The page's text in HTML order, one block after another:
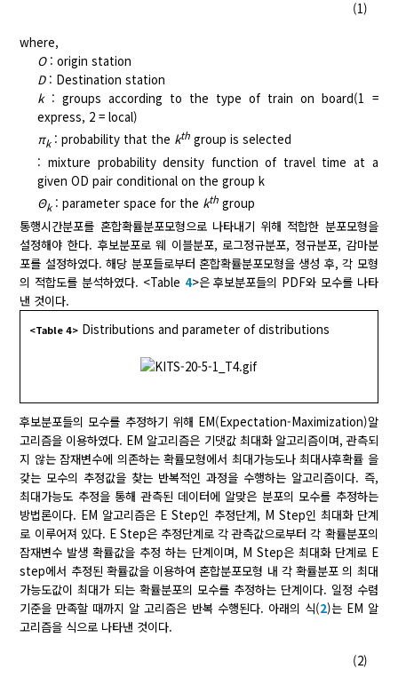
(1)
where,
O: origin station
D: Destination station
k: groups according to the type of train on board(1 =
express, 2 = local)
πk: probability that the kth group is selected
: mixture probability density function of travel time at a
given OD pair conditional on the group k
Θk: parameter space for the kth group
통행시간분포를 혼합확률분포모형으로 나타내기 위해 적합한 분포모형을
설정해야 한다. 후보분포로 웨 이블분포, 로그정규분포, 정규분포, 감마분
포를 설정하였다. 해당 분포들로부터 혼합확률분포모형을 생성 후, 각 모형
의 적합도를 분석하였다. <Table 4>은 후보분포들의 PDF와 모수를 나타
낸 것이다.
<Table 4> Distributions and parameter of distributions
후보분포들의 모수를 추정하기 위해 EM(Expectation-Maximization)알
고리즘을 이용하였다. EM 알고리즘은 기댓값 최대화 알고리즘이며, 관측되
지 않는 잠재변수에 의존하는 확률모형에서 최대가능도나 최대사후확률 을
갖는 모수의 추정값을 찾는 반복적인 과정을 수행하는 알고리즘이다. 즉,
최대가능도 추정을 통해 관측된 데이터에 알맞은 분포의 모수를 추정하는
방법론이다. EM 알고리즘은 E Step인 추정단계, M Step인 최대화 단계
로 이루어져 있다. E Step은 추정단계로 각 관측값으로부터 각 확률분포의
잠재변수 발생 확률값을 추정 하는 단계이며, M Step은 최대화 단계로 E
step에서 추정된 확률값을 이용하여 혼합분포모형 내 각 확률분포 의 최대
가능도값이 최대가 되는 확률분포의 모수를 추정하는 단계이다. 일정 수렴
기준을 만족할 때까지 알 고리즘은 반복 수행된다. 아래의 식(2)는 EM 알
고리즘을 식으로 나타낸 것이다.
(2)